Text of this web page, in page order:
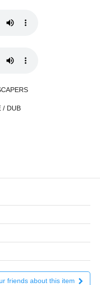
/ DUB
friends about this item